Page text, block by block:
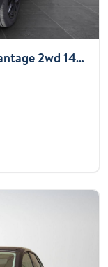
MAZDA CX-30 2.5 m-hybrid Advantage 2wd 140cv 6mt